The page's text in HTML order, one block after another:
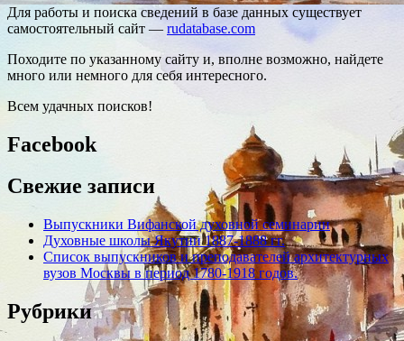
Для работы и поиска сведений в базе данных существует
самостоятельный сайт —rudatabase.com
Походите по указанному сайту и, вполне возможно, найдете
много или немного для себя интересного.
Всем удачных поисков!
Facebook
Свежие записи
Выпускники Вифанской духовной семинарии
Духовные школы Якутии 1887-1888 гг.
Список выпускников и преподавателей архитектурных
вузов Москвы в период 1780-1918 годов.
Рубрики